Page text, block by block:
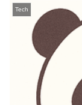
Tech